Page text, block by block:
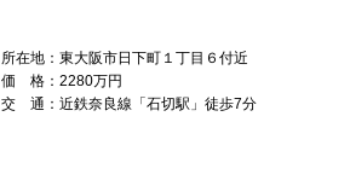
所在地：東大阪市日下町１丁目６付近
価 格：2280万円
交 通：近鉄奈良線「石切駅」徒歩7分